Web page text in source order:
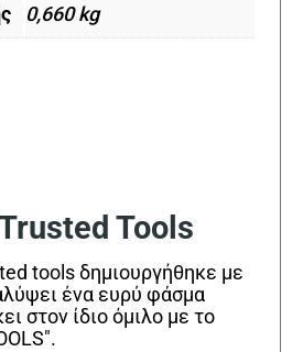
0,660 kg
Tools
tools δημιουργήθηκε με
ένα ευρύ φάσμα
στον ίδιο όμιλο με το